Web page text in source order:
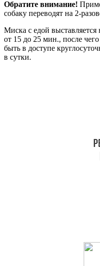
Обратите внимание!
собаку переводят на 2-
Миска с едой выставляется
от 15 до 25 мин., после
быть в доступе
в сутки.